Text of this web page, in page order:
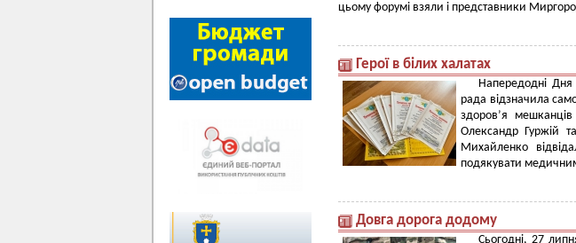
цьому форумі взяли і представники
Герої в білих халатах
Напередодні
рада відзначила
здоров’я
Олександр Гуржій
Михайленко
подякувати
Довга дорога додому
Сьогодні, 27